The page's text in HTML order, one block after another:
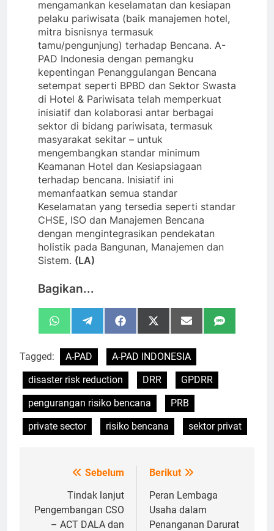
mengamankan keselamatan dan kesiapan
pelaku pariwisata (baik manajemen hotel,
mitra bisnisnya termasuk
tamu/pengunjung) terhadap Bencana. A-
PAD Indonesia dengan pemangku
kepentingan Penanggulangan Bencana
setempat seperti BPBD dan Sektor Swasta
di Hotel & Pariwisata telah memperkuat
inisiatif dan kolaborasi antar berbagai
sektor di bidang pariwisata, termasuk
masyarakat sekitar – untuk
mengembangkan standar minimum
Keamanan Hotel dan Kesiapsiagaan
terhadap bencana. Inisiatif ini
memanfaatkan semua standar
Keselamatan yang tersedia seperti standar
CHSE, ISO dan Manajemen Bencana
dengan mengintegrasikan pendekatan
holistik pada Bangunan, Manajemen dan
Sistem. (LA)
Bagikan...
Share
on
WhatsAppShare
on
TelegramShare
on
FacebookShare
on
X
(Twitter)
Share
on
Email Share
on
SMS
Tagged: A-PAD
A-PAD INDONESIA
disaster risk reduction
DRR
GPDRR
pengurangan risiko bencana
PRB
private sector
risiko bencana sektor privat
NavigasiSebelum
Tindak lanjut
Pengembangan CSO
– ACT DALA dan
Berikut
Peran Lembaga
Usaha dalam
Penanganan Darurat